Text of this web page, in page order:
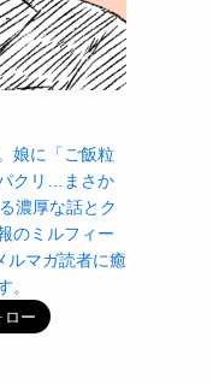
娘に「ご飯粒
クリ…まさか
濃厚な話とク
のミルフィー
ルマガ読者に癒
。